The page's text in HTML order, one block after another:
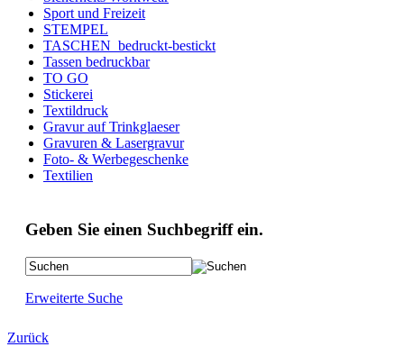
Sport und Freizeit
STEMPEL
TASCHEN_bedruckt-bestickt
Tassen bedruckbar
TO GO
Stickerei
Textildruck
Gravur auf Trinkglaeser
Gravuren & Lasergravur
Foto- & Werbegeschenke
Textilien
Geben Sie einen Suchbegriff ein.
Erweiterte Suche
Zurück